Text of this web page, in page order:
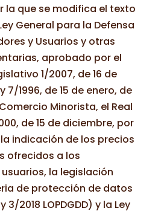
la que se modifica el texto
General para la Defensa
y Usuarios y otras
aprobado por el
1/2007, de 16 de
7/1996, de 15 de enero, de
Minorista, el Real
de 15 de diciembre, por
indicación de los precios
ofrecidos a los
la legislación
de protección de datos
3/2018 LOPDGDD) y la Ley